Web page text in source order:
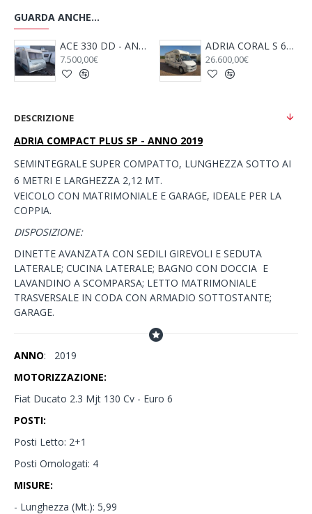
GUARDA ANCHE...
ACE 330 DD - ANNO 2009
7.500,00€
ADRIA CORAL S 680 SP - 2005
26.600,00€
DESCRIZIONE
ADRIA COMPACT PLUS SP - ANNO 2019
SEMINTEGRALE SUPER COMPATTO, LUNGHEZZA SOTTO AI
6 METRI E LARGHEZZA 2,12 MT.
VEICOLO CON MATRIMONIALE E GARAGE, IDEALE PER LA
COPPIA.
DISPOSIZIONE:
DINETTE AVANZATA CON SEDILI GIREVOLI E SEDUTA
LATERALE; CUCINA LATERALE; BAGNO CON DOCCIA E
LAVANDINO A SCOMPARSA; LETTO MATRIMONIALE
TRASVERSALE IN CODA CON ARMADIO SOTTOSTANTE;
GARAGE.
ANNO: 2019
MOTORIZZAZIONE:
Fiat Ducato 2.3 Mjt 130 Cv - Euro 6
POSTI:
Posti Letto: 2+1
Posti Omologati: 4
MISURE:
- Lunghezza (Mt.): 5,99